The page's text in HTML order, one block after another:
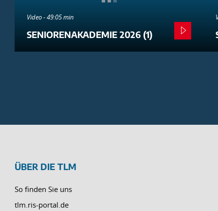
Video - 49:05 min
SENIORENAKADEMIE 2026 (1)
ÜBER DIE TLM
So finden Sie uns
tlm.ris-portal.de